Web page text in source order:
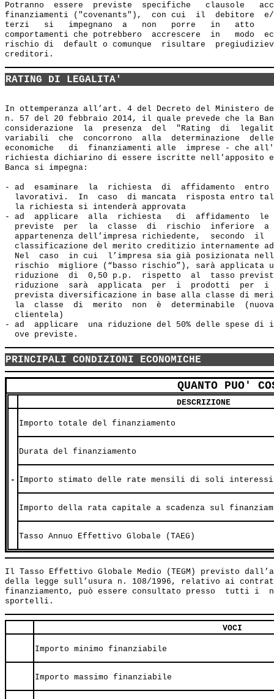
Potranno  essere  previste  specifiche   clausole
finanziamenti ("covenants"),  con cui  il  debitore
terzi   si   impegnano  a   non   porre   in   atto
comportamenti che potrebbero  accrescere  in   modo
rischio di  default o comunque  risultare
RATING DI LEGALITA'
In ottemperanza all’art. 4 del Decreto del Ministero
n. 57 del 20 febbraio 2014, il quale prevede che la
considerazione  la  presenza  del  "Rating  di
variabili  che  concorrono  alla  determinazione
economiche   di  finanziamenti alle  imprese - che
richiesta dichiarino di essere iscritte nell'apposito
Banca si impegna:
- ad  esaminare  la  richiesta  di  affidamento
lavorativi.  In  caso  di mancata  risposta entro
  la richiesta si intenderà approvata
- ad  applicare  alla  richiesta   di  affidamento  le
previste  per  la  classe  di  rischio  inferiore
appartenenza dell’impresa richiedente,  secondo  il
classificazione del merito creditizio internamente
Nel  caso  in cui  l’impresa sia già posizionata
rischio  migliore (“basso rischio”), sarà applicata
riduzione  di  0,50 p.p.  rispetto  al  tasso
riduzione  sarà  applicata  per  i  prodotti  per
prevista diversificazione in base alla classe di
la  classe  di  merito  non  è  determinabile
  clientela)
- ad  applicare  una riduzione del 50% delle spese
PRINCIPALI CONDIZIONI ECONOMICHE
QUANTO PUO'
DESCRIZIONE
-
Importo totale del finanziamento
Durata del finanziamento
Importo stimato delle rate mensili di soli interessi
Importo della rata capitale a scadenza sul
Tasso Annuo Effettivo Globale (TAEG)
Il Tasso Effettivo Globale Medio (TEGM) previsto
della legge sull’usura n. 108/1996, relativo ai
finanziamento, può essere consultato presso  tutti i
VOCI
Importo minimo finanziabile
Importo massimo finanziabile